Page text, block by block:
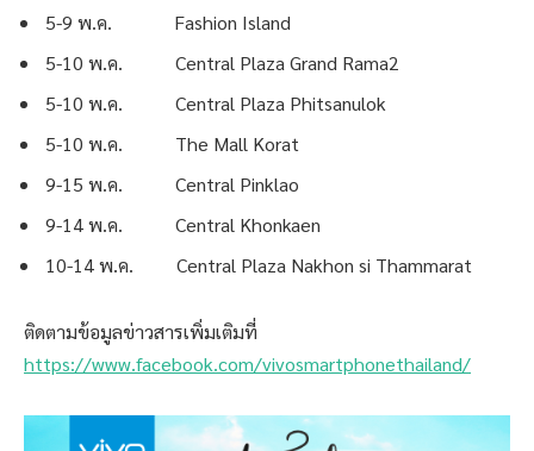
5-9 พ.ค. Fashion Island
5-10 พ.ค. Central Plaza Grand Rama2
5-10 พ.ค. Central Plaza Phitsanulok
5-10 พ.ค. The Mall Korat
9-15 พ.ค. Central Pinklao
9-14 พ.ค. Central Khonkaen
10-14 พ.ค. Central Plaza Nakhon si Thammarat
ติดตามข้อมูลข่าวสารเพิ่มเติมที่
https://www.facebook.com/vivosmartphonethailand/